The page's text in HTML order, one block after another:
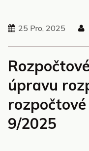
25 Pro, 2025
úpravu
9/2025